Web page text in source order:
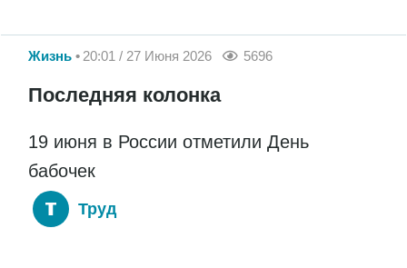
Жизнь 20:01 / 27 Июня 2026 5696
Последняя колонка
19 июня в России отметили День
бабочек
Труд